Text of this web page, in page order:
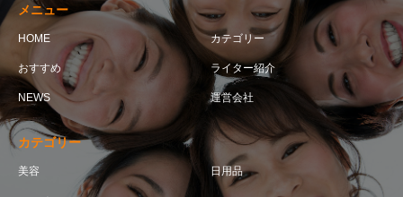
メニュー
HOME カテゴリー
おすすめ ライター紹介
NEWS 運営会社
カテゴリー
美容 日用品